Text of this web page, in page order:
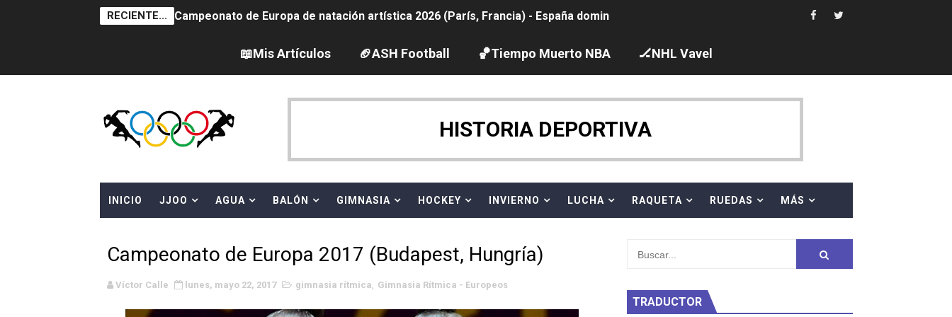
RECIENTE... Campeonato de Europa de natación artística 2026 (París, Francia) - España domina junto al equipo neutral ruso, llevándose 8 medallas, seis para
AEW - Adam Page con Brodido desbancan una semana después a The Demand por tríos en el Grand Slam Mexico
Tour de Francia femenino 2026 - Etapa 5
Women's Pro Baseball League 2026
Campeonato de Europa en aguas abiertas 2026 (París, Francia) - Dobletes de Wellbrock y Taddeucci. Ángela Martínez 5ª en 10km
WWE NXT - Myles Borne y Tavion Heights ponen fin al reinado por parejas de The Vanity Project
Mundial de MotoGP 2026 - GP Gran Bretaña
📖Mis Artículos 🏈ASH Football 🏀Tiempo Muerto NBA 🏒NHL Vavel
HISTORIA DEPORTIVA
INICIO JJOO AGUA BALÓN GIMNASIA HOCKEY INVIERNO LUCHA RAQUETA RUEDAS MÁS
Campeonato de Europa 2017 (Budapest, Hungría)
Víctor Calle lunes, mayo 22, 2017 gimnasia rítmica, Gimnasia Rítmica - Europeos
TRADUCTOR